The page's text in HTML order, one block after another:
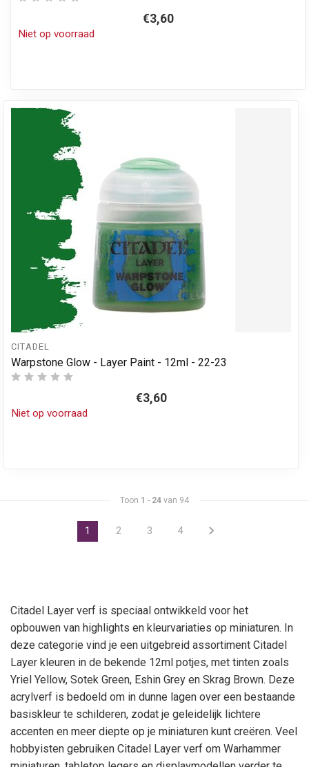
€3,60
Niet op voorraad
CITADEL
Warpstone Glow - Layer Paint - 12ml - 22-23
€3,60
Niet op voorraad
Toon 1 - 24 van 94
1 2 3 4
Citadel Layer verf is speciaal ontwikkeld voor het
opbouwen van highlights en kleurvariaties op miniaturen. In
deze categorie vind je een uitgebreid assortiment Citadel
Layer kleuren in de bekende 12ml potjes, met tinten zoals
Yriel Yellow, Sotek Green, Eshin Grey en Skrag Brown. Deze
acrylverf is bedoeld om in dunne lagen over een bestaande
basiskleur te schilderen, zodat je geleidelijk lichtere
accenten en meer diepte op je miniaturen kunt creëren. Veel
hobbyisten gebruiken Citadel Layer verf om Warhammer